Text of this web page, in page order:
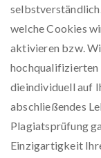
welche Cookies
aktivieren bzw.
hochqualifizierten
dieindividuell auf
abschließendes
Plagiatsprüfung
Einzigartigkeit